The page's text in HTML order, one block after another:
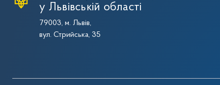
у Львівській області
79003, м. Львів,
вул. Стрийська, 35